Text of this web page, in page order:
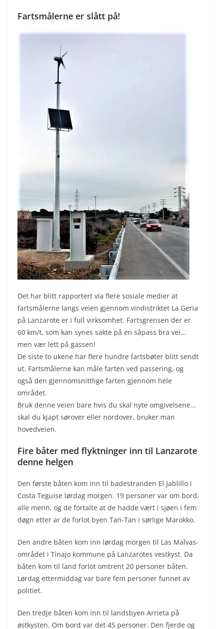
Fartsmålerne er slått på!
Det har blitt rapportert via flere sosiale medier at
fartsmålerne langs veien gjennom vindistriktet La Geria
på Lanzarote er i full virksomhet. Fartsgrensen der er
60 km/t, som kan synes sakte på en såpass bra vei…
men vær lett på gassen!
De siste to ukene har flere hundre fartsbøter blitt sendt
ut. Fartsmålerne kan måle farten ved passering, og
også den gjennomsnittlige farten gjennom hele
området.
Bruk denne veien bare hvis du skal nyte omgivelsene…
skal du kjapt sørover eller nordover, bruker man
hovedveien.
Fire båter med flyktninger inn til Lanzarote
denne helgen
Den første båten kom inn til badestranden El Jablillo i
Costa Teguise lørdag morgen. 19 personer var om bord,
alle menn, og de fortalte at de hadde vært i sjøen i fem
døgn etter ar de forlot byen Tan-Tan i sørlige Marokko.
Den andre båten kom inn lørdag morgen til Las Malvas-
området i Tinajo kommune på Lanzarotes vestkyst. Da
båten kom til land forlot omtrent 20 personer båten.
Lørdag ettermiddag var bare fem personer funnet av
politiet.
Den tredje båten kom inn til landsbyen Arrieta på
østkysten. Om bord var det 45 personer. Den fjerde og